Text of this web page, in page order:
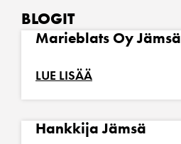
BLOGIT
Marieblats Oy Jämsä
LUE LISÄÄ
Hankkija Jämsä